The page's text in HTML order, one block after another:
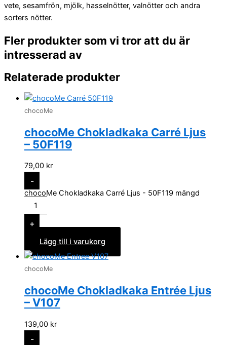
vete, sesamfrön, mjölk, hasselnötter, valnötter och andra
sorters nötter.
Fler produkter som vi tror att du är
intresserad av
Relaterade produkter
chocoMe
chocoMe Chokladkaka Carré Ljus
– 50F119
79,00 kr
-
chocoMe Chokladkaka Carré Ljus - 50F119 mängd
+
Lägg till i varukorg
chocoMe
chocoMe Chokladkaka Entrée Ljus
– V107
139,00 kr
-